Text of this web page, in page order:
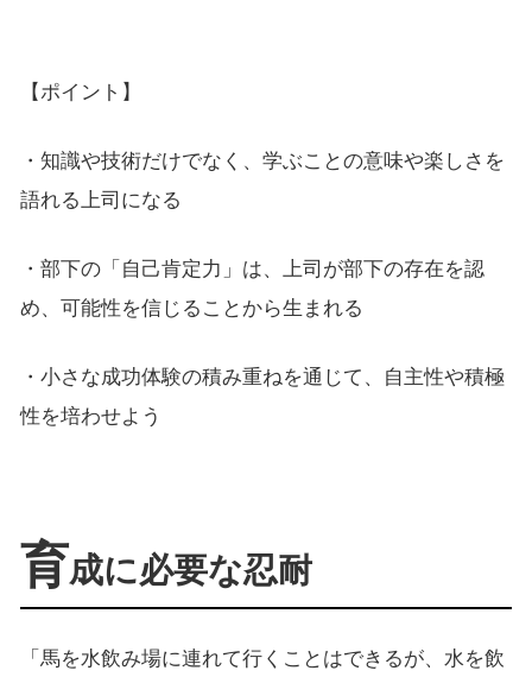
【ポイント】
・知識や技術だけでなく、学ぶことの意味や楽しさを
語れる上司になる
・部下の「自己肯定力」は、上司が部下の存在を認
め、可能性を信じることから生まれる
・小さな成功体験の積み重ねを通じて、自主性や積極
性を培わせよう
育成に必要な忍耐
「馬を水飲み場に連れて行くことはできるが、水を飲